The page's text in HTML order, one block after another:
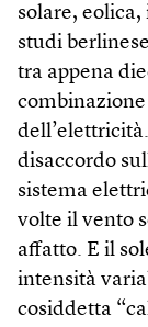
solare,
studi
tra appena
disaccordo
sistema
volte il vento
affatto. E il
intensità
cosiddetta